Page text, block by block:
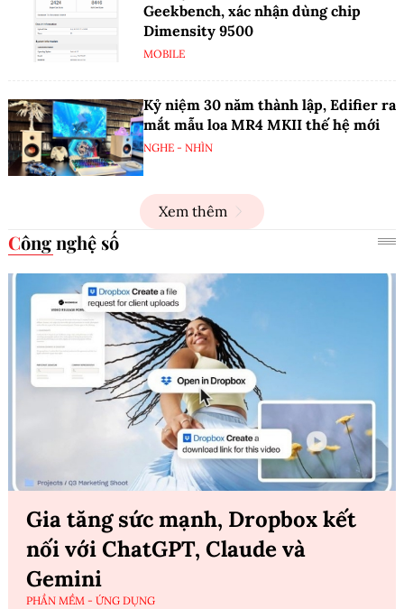
Geekbench, xác nhận dùng chip
Dimensity 9500
MOBILE
Kỷ niệm 30 năm thành lập, Edifier ra
mắt mẫu loa MR4 MKII thế hệ mới
NGHE - NHÌN
Xem thêm
Công nghệ số
Gia tăng sức mạnh, Dropbox kết
nối với ChatGPT, Claude và
Gemini
PHẦN MỀM - ỨNG DỤNG